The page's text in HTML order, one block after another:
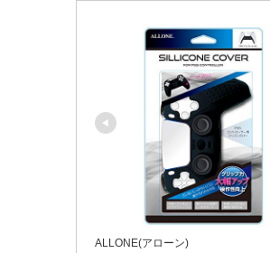
ALLONE(アローン)